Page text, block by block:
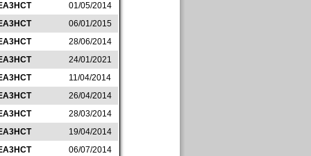
01/05/2014
06/01/2015
28/06/2014
24/01/2021
11/04/2014
26/04/2014
28/03/2014
19/04/2014
06/07/2014